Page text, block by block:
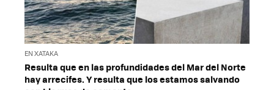
EN XATAKA
Resulta que en las profundidades del Mar del Norte
hay arrecifes. Y resulta que los estamos salvando